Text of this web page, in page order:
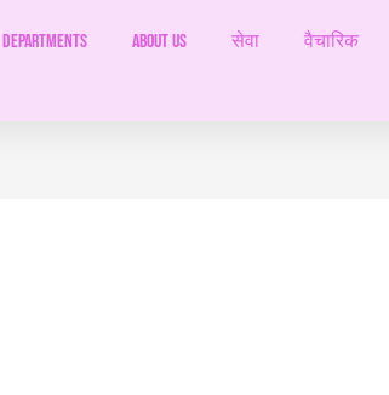
Departments ABOUT US सेवा वैचारिक